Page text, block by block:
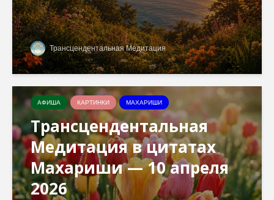
Трансцендентальная Медитация
АФИША КАРТИНКИ МАХАРИШИ
Трансцендентальная
Медитация в цитатах
Махариши — 10 апреля
2026